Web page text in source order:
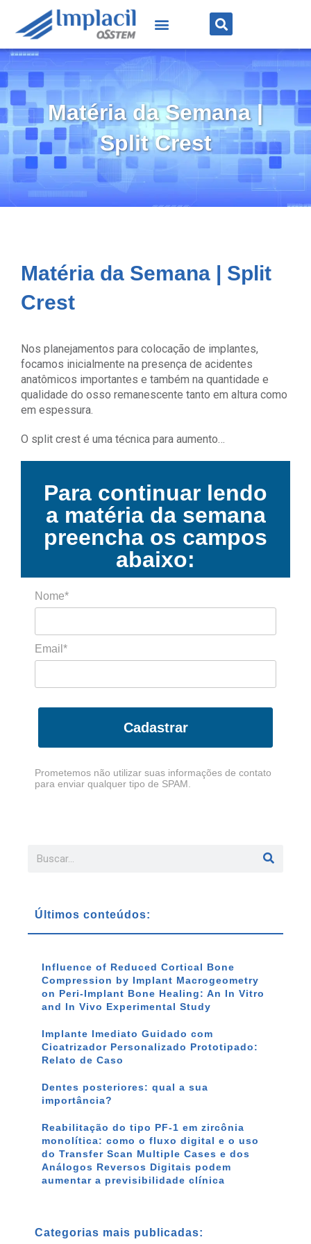
Matéria da Semana |
Split Crest
Matéria da Semana | Split
Crest
Nos planejamentos para colocação de implantes,
focamos inicialmente na presença de acidentes
anatômicos importantes e também na quantidade e
qualidade do osso remanescente tanto em altura como
em espessura.
O split crest é uma técnica para aumento…
Para continuar lendo
a matéria da semana
preencha os campos
abaixo:
Nome*
Email*
Cadastrar
Prometemos não utilizar suas informações de contato
para enviar qualquer tipo de SPAM.
Últimos conteúdos:
Influence of Reduced Cortical Bone
Compression by Implant Macrogeometry
on Peri-Implant Bone Healing: An In Vitro
and In Vivo Experimental Study
Implante Imediato Guidado com
Cicatrizador Personalizado Prototipado:
Relato de Caso
Dentes posteriores: qual a sua
importância?
Reabilitação do tipo PF-1 em zircônia
monolítica: como o fluxo digital e o uso
do Transfer Scan Multiple Cases e dos
Análogos Reversos Digitais podem
aumentar a previsibilidade clínica
Categorias mais publicadas: